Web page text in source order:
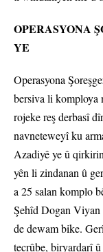
OPERASYONA
YE
Operasyona
bersiva li komploya
rojeke reş derbasî
navneteweyî ku
Azadiyê ye û
yên li zindanan û
a 25 salan komplo
Şehîd Dogan Viyan
de dewam bike.
tecrûbe, biryardarî